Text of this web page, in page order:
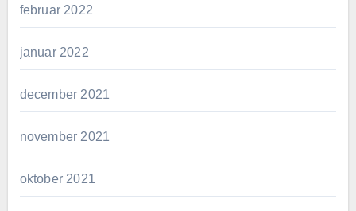
februar 2022
januar 2022
december 2021
november 2021
oktober 2021